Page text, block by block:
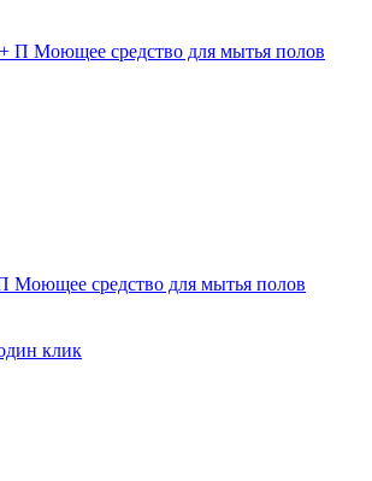
Моющее средство для мытья полов
клик